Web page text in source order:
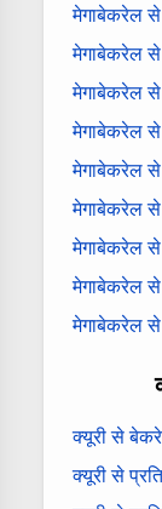
मेगाबेकरेल
मेगाबेकरेल
मेगाबेकरेल
मेगाबेकरेल से
मेगाबेकरेल से
मेगाबेकरेल से
मेगाबेकरेल से
मेगाबेकरेल
मेगाबेकरेल से
क्यूरी से
क्यूरी से